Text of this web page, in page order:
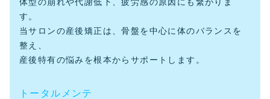
す。
当サロンの産後矯正は、骨盤を中心に体のバランスを
整え、
産後特有の悩みを根本からサポートします。
トータルメンテ